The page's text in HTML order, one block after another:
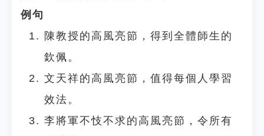
例句
陳教授的高風亮節，得到全體師生的
欽佩。
文天祥的高風亮節，值得每個人學習
效法。
李將軍不忮不求的高風亮節，令所有